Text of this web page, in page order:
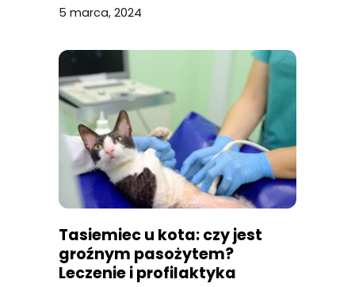
5 marca, 2024
Tasiemiec u kota: czy jest
groźnym pasożytem?
Leczenie i profilaktyka